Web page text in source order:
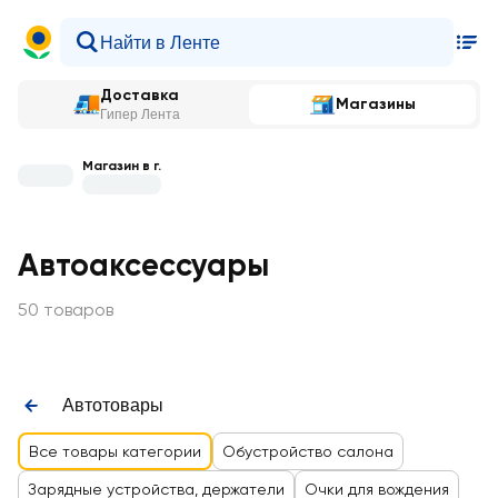
Доставка
Гипер Лента
Магазины
Магазин в г.
Автоаксессуары
50 товаров
Автотовары
Все товары категории Обустройство салона
Зарядные устройства, держатели Очки для вождения